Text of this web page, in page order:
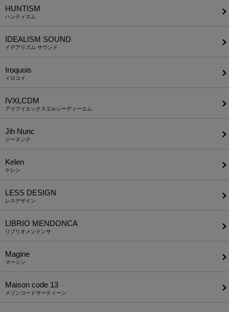
HUNTISM
ハンティズム
IDEALISM SOUND
イデアリズム サウンド
Iroquois
イロコイ
IVXLCDM
アイブイエックスエルシーディーエム
Jih Nunc
ジーヌンク
Kelen
ケレン
LESS DESIGN
レスデザイン
LIBRIO MENDONCA
リブリオメンドンサ
Magine
マージン
Maison code 13
メゾンコードサーティーン